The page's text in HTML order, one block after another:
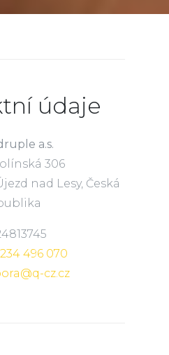
údaje
a.s.
306
nad Lesy, Česká
496 070
cz.cz